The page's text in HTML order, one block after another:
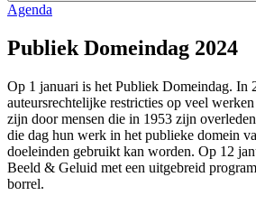
Agenda
Publiek Domeindag 2024
Op 1 januari is het Publiek Domeindag. In
auteursrechtelijke restricties op veel
zijn door mensen die in 1953 zijn
die dag hun werk in het publieke domein
doeleinden gebruikt kan worden. Op 12
Beeld & Geluid met een uitgebreid
borrel.